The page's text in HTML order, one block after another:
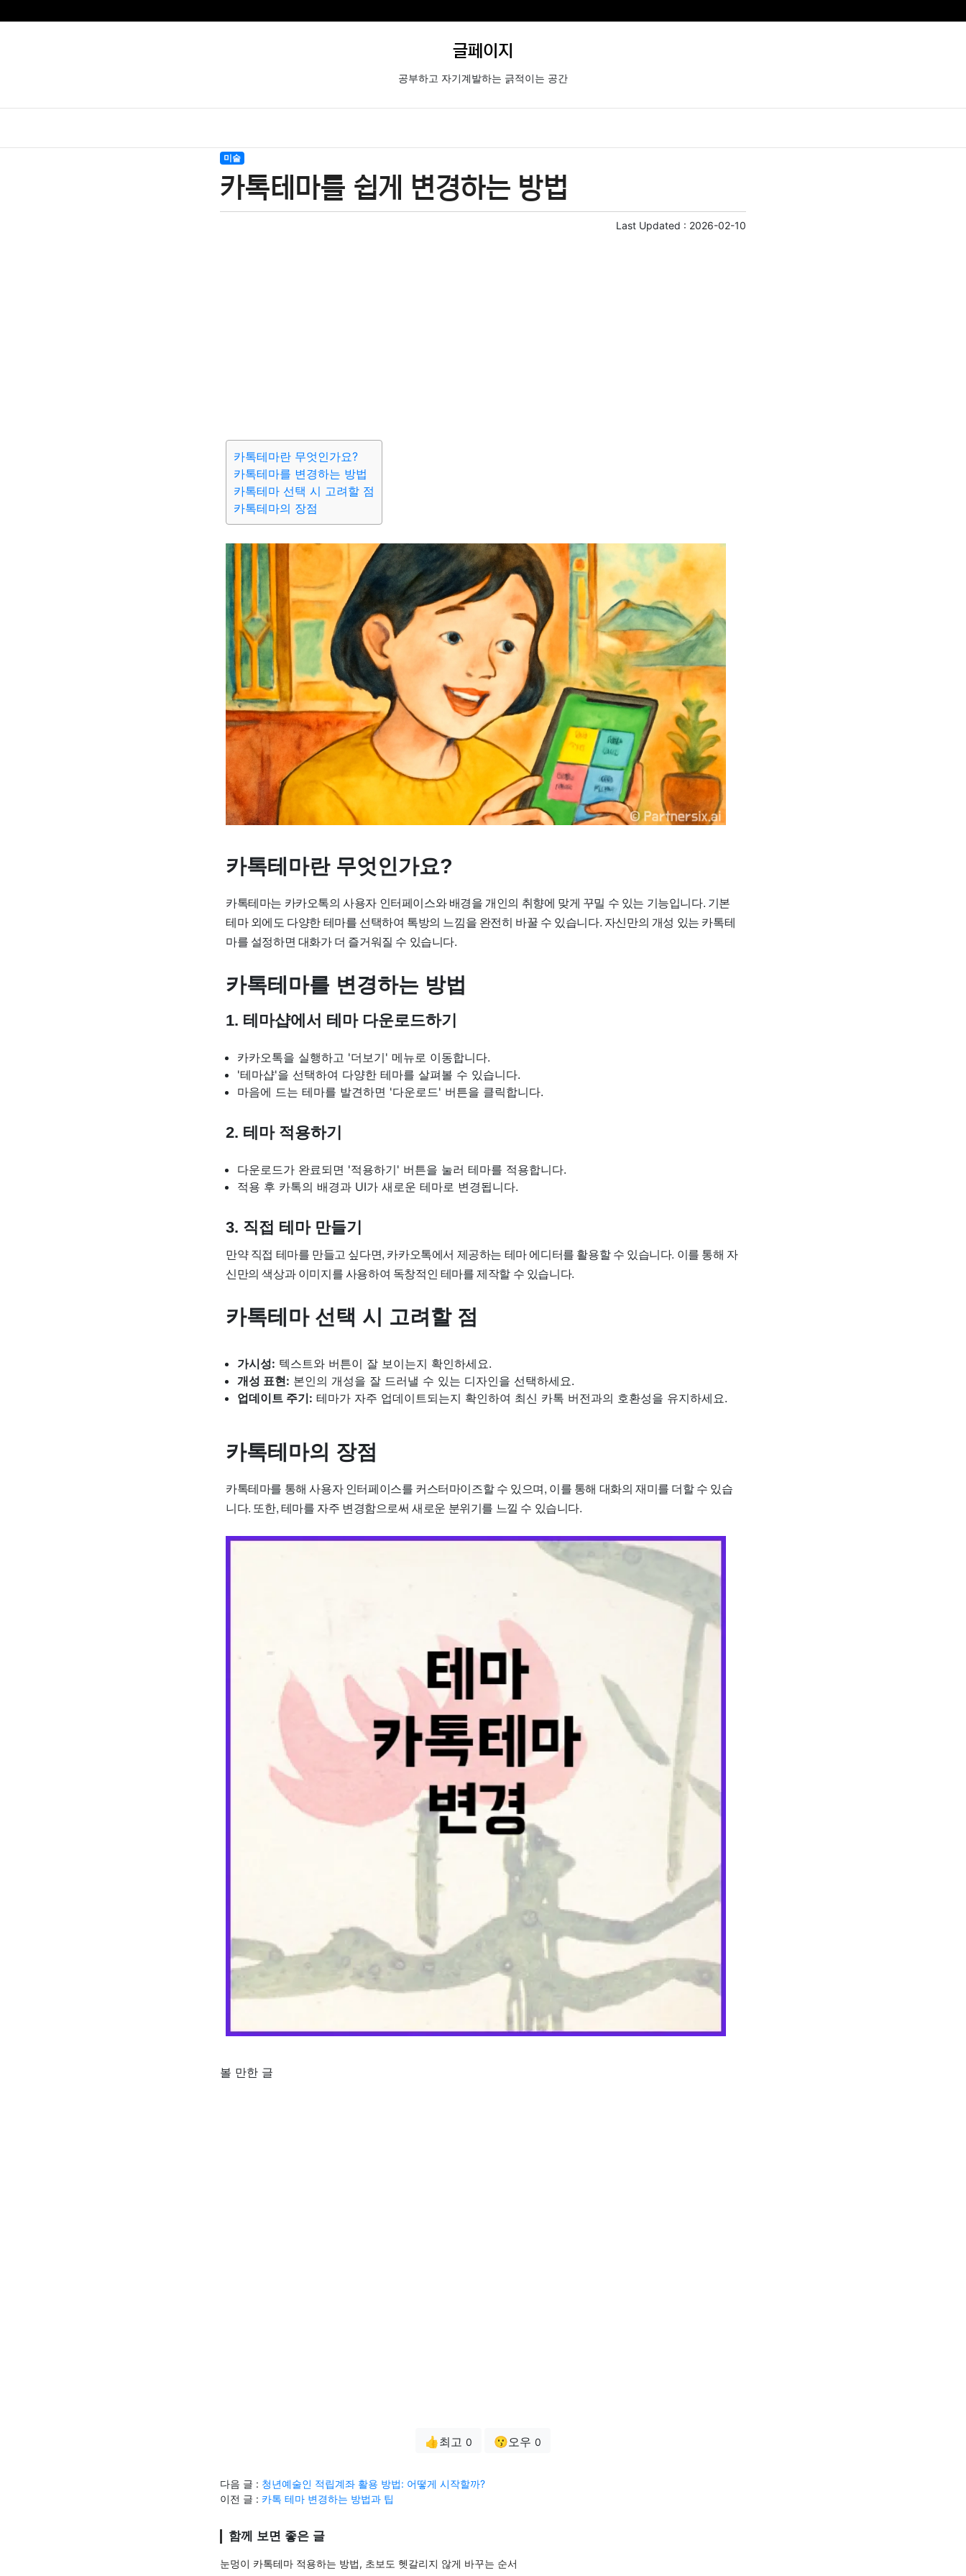
글페이지
공부하고 자기계발하는 긁적이는 공간
미술
카톡테마를 쉽게 변경하는 방법
Last Updated : 2026-02-10
카톡테마란 무엇인가요?
카톡테마를 변경하는 방법
카톡테마 선택 시 고려할 점
카톡테마의 장점
카톡테마란 무엇인가요?
카톡테마는 카카오톡의 사용자 인터페이스와 배경을 개인의 취향에 맞게 꾸밀 수 있는 기능입니다. 기본
테마 외에도 다양한 테마를 선택하여 톡방의 느낌을 완전히 바꿀 수 있습니다. 자신만의 개성 있는 카톡테
마를 설정하면 대화가 더 즐거워질 수 있습니다.
카톡테마를 변경하는 방법
1. 테마샵에서 테마 다운로드하기
카카오톡을 실행하고 '더보기' 메뉴로 이동합니다.
'테마샵'을 선택하여 다양한 테마를 살펴볼 수 있습니다.
마음에 드는 테마를 발견하면 '다운로드' 버튼을 클릭합니다.
2. 테마 적용하기
다운로드가 완료되면 '적용하기' 버튼을 눌러 테마를 적용합니다.
적용 후 카톡의 배경과 UI가 새로운 테마로 변경됩니다.
3. 직접 테마 만들기
만약 직접 테마를 만들고 싶다면, 카카오톡에서 제공하는 테마 에디터를 활용할 수 있습니다. 이를 통해 자
신만의 색상과 이미지를 사용하여 독창적인 테마를 제작할 수 있습니다.
카톡테마 선택 시 고려할 점
가시성: 텍스트와 버튼이 잘 보이는지 확인하세요.
개성 표현: 본인의 개성을 잘 드러낼 수 있는 디자인을 선택하세요.
업데이트 주기: 테마가 자주 업데이트되는지 확인하여 최신 카톡 버전과의 호환성을 유지하세요.
카톡테마의 장점
카톡테마를 통해 사용자 인터페이스를 커스터마이즈할 수 있으며, 이를 통해 대화의 재미를 더할 수 있습
니다. 또한, 테마를 자주 변경함으로써 새로운 분위기를 느낄 수 있습니다.
볼 만한 글
👍최고 0 😗오우 0
다음 글 : 청년예술인 적립계좌 활용 방법: 어떻게 시작할까?
이전 글 : 카톡 테마 변경하는 방법과 팁
함께 보면 좋은 글
눈멍이 카톡테마 적용하는 방법, 초보도 헷갈리지 않게 바꾸는 순서